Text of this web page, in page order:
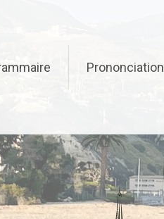
Prononciation